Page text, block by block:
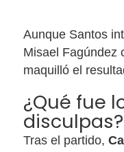
Aunque Santos
Misael Fagúndez
maquilló el
¿Qué fue
disculpas?
Tras el partido,